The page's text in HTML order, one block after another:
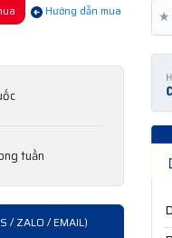
Hướng dẫn mua
tuần
/ ZALO / EMAIL)
★